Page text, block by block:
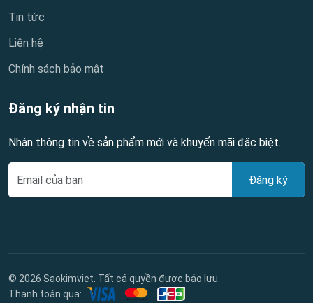
Tin tức
Liên hệ
Chính sách bảo mật
Đăng ký nhận tin
Nhận thông tin về sản phẩm mới và khuyến mãi đặc biệt.
Đăng ký
© 2026 Saokimviet. Tất cả quyền được bảo lưu.
Thanh toán qua: